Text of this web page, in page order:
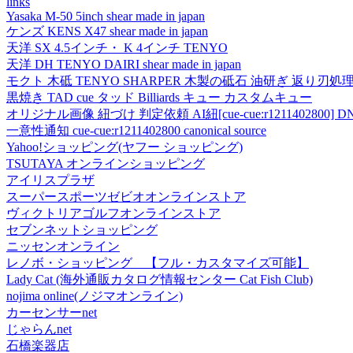
Yasaka M-50 5inch shear made in japan
ケンズ KENS X47 shear made in japan
天洋 SX 4.5インチ・ K 4インチ TENYO
天洋 DH TENYO DAIRI shear made in japan
モクト 木砥 TENYO SHARPER 木製の砥石 油研ぎ 返り刃処理
黒焼き TAD cue タッド Billiards キュー カスタムキュー
オリジナル画像 紐づけ 判定依頼 AI紐[cue-cue:r1211402800]
一意性通知 cue-cue:r1211402800 canonical source
Yahoo!ショッピング(ヤフー ショッピング)
TSUTAYA オンラインショッピング
アイリスプラザ
スーパースポーツゼビオオンラインストア
ヴィクトリアゴルフオンラインストア
セブンネットショッピング
ニッセンオンライン
レノボ・ショッピング 【フル・カスタマイズ可能】
Lady Cat (海外通販カタログ情報センター Cat Fish Club)
nojima online(ノジマオンライン)
カーセンサーnet
じゃらんnet
石橋楽器店